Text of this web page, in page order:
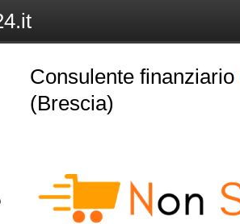
Consulente finanziario
(Brescia)